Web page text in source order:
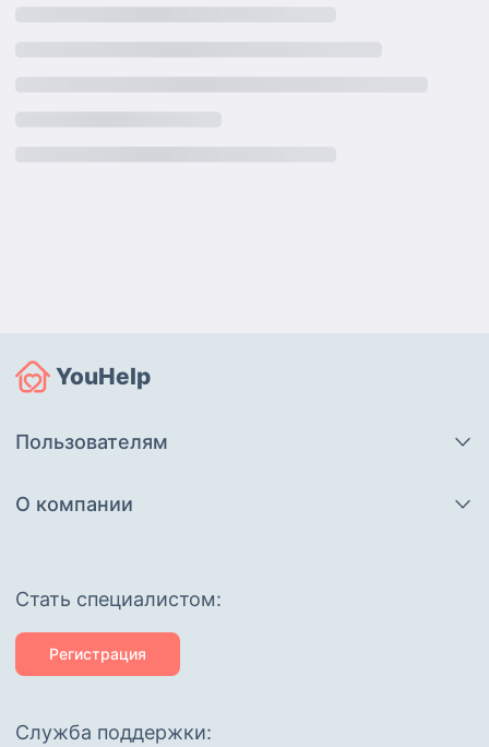
YouHelp
Пользователям
О компании
Cтать специалистом:
Регистрация
Служба поддержки: